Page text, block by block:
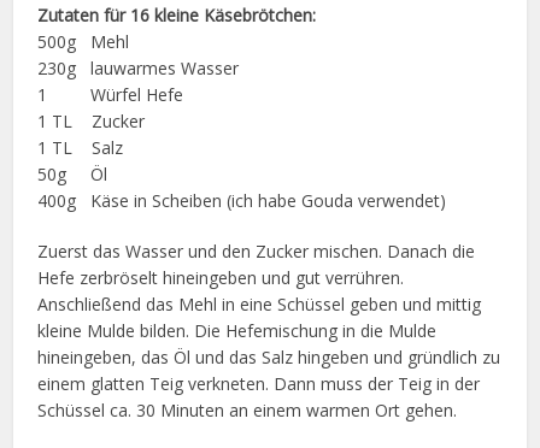
Zutaten für 16 kleine Käsebrötchen:
500g Mehl
230g lauwarmes Wasser
1 Würfel Hefe
1 TL Zucker
1 TL Salz
50g Öl
400g Käse in Scheiben (ich habe Gouda verwendet)
Zuerst das Wasser und den Zucker mischen. Danach die
Hefe zerbröselt hineingeben und gut verrühren.
Anschließend das Mehl in eine Schüssel geben und mittig
kleine Mulde bilden. Die Hefemischung in die Mulde
hineingeben, das Öl und das Salz hingeben und gründlich zu
einem glatten Teig verkneten. Dann muss der Teig in der
Schüssel ca. 30 Minuten an einem warmen Ort gehen.